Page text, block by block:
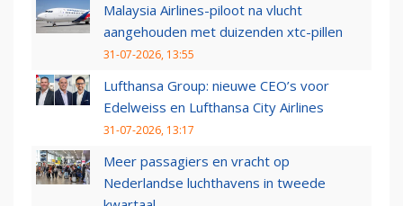
Malaysia Airlines-piloot na vlucht
aangehouden met duizenden xtc-pillen
31-07-2026, 13:55
Lufthansa Group: nieuwe CEO’s voor
Edelweiss en Lufthansa City Airlines
31-07-2026, 13:17
Meer passagiers en vracht op
Nederlandse luchthavens in tweede